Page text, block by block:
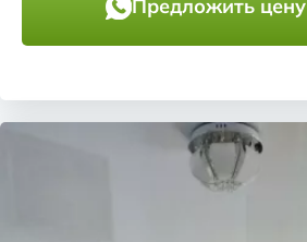
Предложить цену